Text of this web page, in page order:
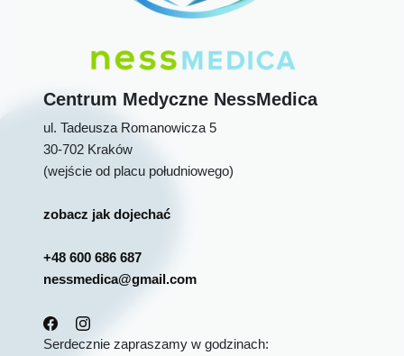
Centrum Medyczne NessMedica
ul. Tadeusza Romanowicza 5
30-702 Kraków
(wejście od placu południowego)
zobacz jak dojechać
+48 600 686 687
nessmedica@gmail.com
Serdecznie zapraszamy w godzinach: